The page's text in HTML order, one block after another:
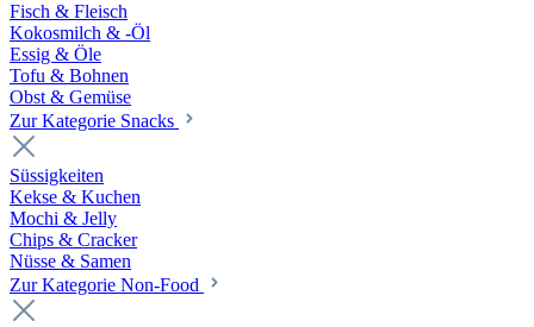
Fisch & Fleisch
Kokosmilch & -Öl
Essig & Öle
Tofu & Bohnen
Obst & Gemüse
Zur Kategorie Snacks
Süssigkeiten
Kekse & Kuchen
Mochi & Jelly
Chips & Cracker
Nüsse & Samen
Zur Kategorie Non-Food